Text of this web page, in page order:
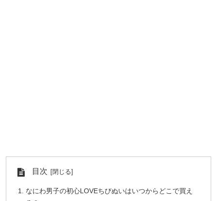
目次
なにわ男子の初心LOVEちびぬいはいつからどこで買え